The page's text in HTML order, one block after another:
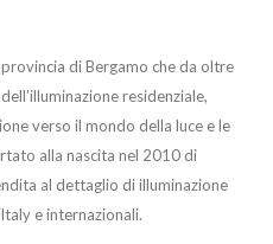
di Bergamo che da oltre
residenziale,
verso il mondo della luce e le
alla nascita nel 2010 di
al dettaglio di illuminazione
e internazionali.